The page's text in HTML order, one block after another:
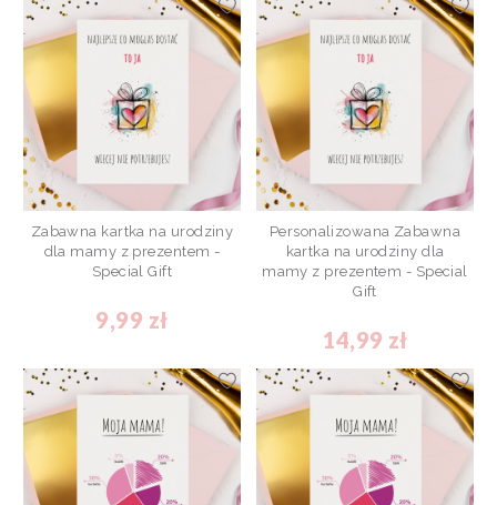
Zabawna kartka na urodziny
dla mamy z prezentem -
Special Gift
9,99 zł
Personalizowana Zabawna
kartka na urodziny dla
mamy z prezentem - Special
Gift
14,99 zł